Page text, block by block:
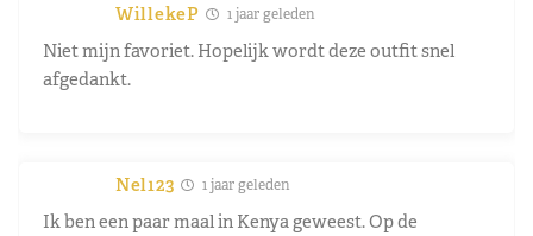
WillekeP 1 jaar geleden
Niet mijn favoriet. Hopelijk wordt deze outfit snel
afgedankt.
Nel123 1 jaar geleden
Ik ben een paar maal in Kenya geweest. Op de